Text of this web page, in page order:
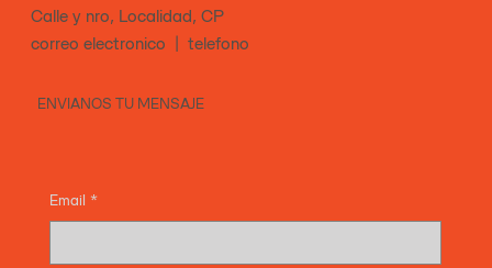
Calle y nro, Localidad, CP
correo electronico | telefono
ENVIANOS TU MENSAJE
Email *